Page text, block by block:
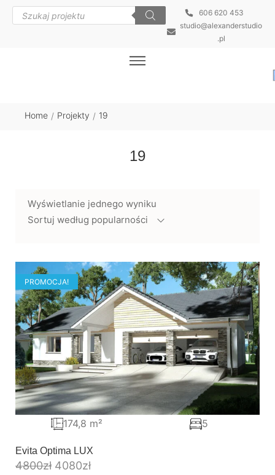
606 620 453
studio@alexanderstudio
.pl
Home / Projekty / 19
19
Wyświetlanie jednego wyniku
Sortuj według popularności
PROMOCJA!
Evita Optima LUX
4800zł 4080zł
174,8 m² 5